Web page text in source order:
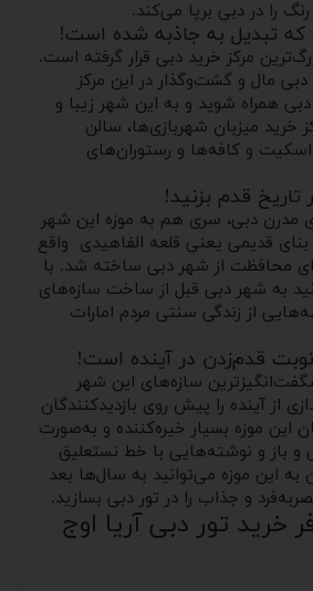
را در دبی برپا می‌کند.
که تبدیل به جاذبه شده است!
مرکز خرید دبی قرار گرفته است.
مال و گشت‌وگذار در این مرکز
دبی همراه شوید و به این شهر زیبا و
خرید میزبان شهربازی‌ها، سالن
اسکیت و کافه‌ها و رستوران‌های
قدم بزنید!
مدرن دبی، سری هم به موزه این شهر
بنای قدیمی یعنی قلعه الفاهیدی واقع
که در سال ۱۷۸۷ برای محافظت از شهر دبی ساخته شد. با
به شهر دبی قبل از ساخت سازه‌های
از زندگی سنتی مردم امارات
نوبت قدم‌زدن در آینده است!
سازه‌های این شهر
از آینده را پیش روی بازدیدکنندگان
این موزه بسیار خیره‌کننده و به‌صورت
و باز و نوشته‌هایی با خط نستعلیق
این موزه می‌توانید به سال‌ها بعد
و جذاب را در تور دبی بسازید.
خرید تور دبی آریا اوج